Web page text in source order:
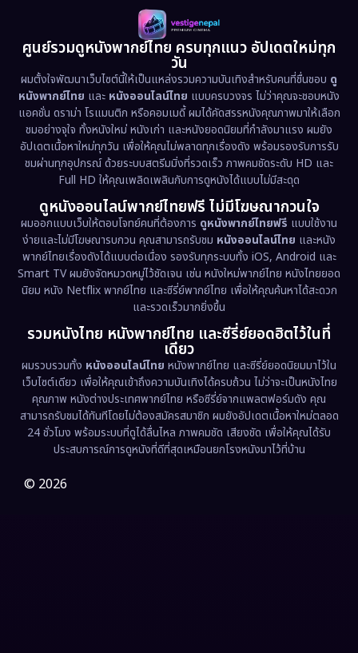
Disaster (13)
Disney+ (5)
Documentary สารคดี (93)
Drama ดราม่า (1,486)
Dystopian (17)
Emotional (61)
Epic มหากาพย์ (221)
Erotic (36)
Family ครอบครัว (369)
Fantasy จินตนาการ (331)
Fiction (9)
Film (57)
Gothic
1983
1978
1962
ศูนย์รวมดูหนังพากย์ไทย ครบทุกแนว อัปเดตใหม่ทุก
วัน
ผมตั้งใจพัฒนาเว็บไซต์นี้ให้เป็นแหล่งรวมความบันเทิงสำหรับคนที่ชื่นชอบ ดู
หนังพากย์ไทย และ หนังออนไลน์ไทย แบบครบวงจร ไม่ว่าคุณจะชอบหนัง
แอคชั่น ดราม่า โรแมนติก หรือคอมเมดี้ ผมได้คัดสรรหนังคุณภาพมาให้เลือก
ชมอย่างจุใจ ทั้งหนังใหม่ หนังเก่า และหนังยอดนิยมที่กำลังมาแรง ผมยัง
อัปเดตเนื้อหาใหม่ทุกวัน เพื่อให้คุณไม่พลาดทุกเรื่องดัง พร้อมรองรับการรับ
ชมผ่านทุกอุปกรณ์ ด้วยระบบสตรีมมิ่งที่รวดเร็ว ภาพคมชัดระดับ HD และ
Full HD ให้คุณเพลิดเพลินกับการดูหนังได้แบบไม่มีสะดุด
ดูหนังออนไลน์พากย์ไทยฟรี ไม่มีโฆษณากวนใจ
ผมออกแบบเว็บให้ตอบโจทย์คนที่ต้องการ ดูหนังพากย์ไทยฟรี แบบใช้งาน
ง่ายและไม่มีโฆษณารบกวน คุณสามารถรับชม หนังออนไลน์ไทย และหนัง
พากย์ไทยเรื่องดังได้แบบต่อเนื่อง รองรับทุกระบบทั้ง iOS, Android และ
Smart TV ผมยังจัดหมวดหมู่ไว้ชัดเจน เช่น หนังใหม่พากย์ไทย หนังไทยยอด
นิยม หนัง Netflix พากย์ไทย และซีรี่ย์พากย์ไทย เพื่อให้คุณค้นหาได้สะดวก
และรวดเร็วมากยิ่งขึ้น
รวมหนังไทย หนังพากย์ไทย และซีรี่ย์ยอดฮิตไว้ในที่
เดียว
ผมรวบรวมทั้ง หนังออนไลน์ไทย หนังพากย์ไทย และซีรี่ย์ยอดนิยมมาไว้ใน
เว็บไซต์เดียว เพื่อให้คุณเข้าถึงความบันเทิงได้ครบถ้วน ไม่ว่าจะเป็นหนังไทย
คุณภาพ หนังต่างประเทศพากย์ไทย หรือซีรี่ย์จากแพลตฟอร์มดัง คุณ
สามารถรับชมได้ทันทีโดยไม่ต้องสมัครสมาชิก ผมยังอัปเดตเนื้อหาใหม่ตลอด
24 ชั่วโมง พร้อมระบบที่ดูได้ลื่นไหล ภาพคมชัด เสียงชัด เพื่อให้คุณได้รับ
ประสบการณ์การดูหนังที่ดีที่สุดเหมือนยกโรงหนังมาไว้ที่บ้าน
© 2026